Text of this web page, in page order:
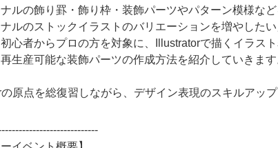
ナルの飾り罫・飾り枠・装飾パーツやパターン模様な
ナルのストックイラストのバリエーションを増やしたい
心者からプロの方を対象に、Illustratorで描くイラス
生産可能な装飾パーツの作成方法を紹介していきます
の原点を総復習しながら、デザイン表現のスキルアッ